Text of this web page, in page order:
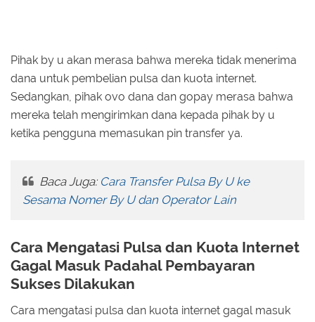
Pihak by u akan merasa bahwa mereka tidak menerima
dana untuk pembelian pulsa dan kuota internet.
Sedangkan, pihak ovo dana dan gopay merasa bahwa
mereka telah mengirimkan dana kepada pihak by u
ketika pengguna memasukan pin transfer ya.
Baca Juga: Cara Transfer Pulsa By U ke
Sesama Nomer By U dan Operator Lain
Cara Mengatasi Pulsa dan Kuota Internet
Gagal Masuk Padahal Pembayaran
Sukses Dilakukan
Cara mengatasi pulsa dan kuota internet gagal masuk